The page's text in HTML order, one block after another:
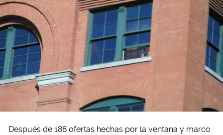
Después de 188 ofertas hechas por la ventana y marco